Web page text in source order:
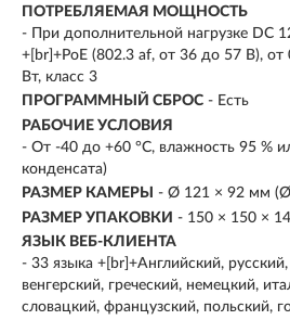
ПОТРЕБЛЯЕМАЯ МОЩНОСТЬ
- При дополнительной нагрузке DC
+[br]+PoE (802.3 af, от 36 до 57 В),
Вт, класс 3
ПРОГРАММНЫЙ СБРОС - Есть
РАБОЧИЕ УСЛОВИЯ
- От -40 до +60 °C, влажность 95 %
конденсата)
РАЗМЕР КАМЕРЫ
- Ø 121 × 92 мм (Ø
РАЗМЕР УПАКОВКИ - 150 × 150 ×
ЯЗЫК ВЕБ-КЛИЕНТА
- 33 языка +[br]+Английский,
венгерский, греческий, немецкий,
словацкий, французский, польский,